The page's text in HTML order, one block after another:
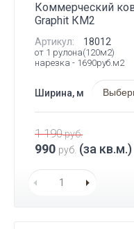
Коммерческий
Graphit КМ2
Артикул: 18012
от 1 рулона(120м2)
нарезка - 1690руб.м2
Ширина, м
1 190руб.
990 руб. (за кв.м.)